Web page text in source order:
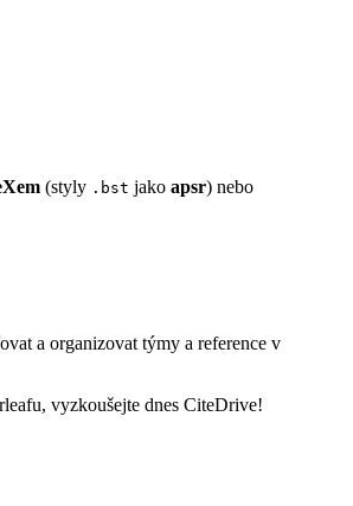
(styly .bst jako apsr) nebo
a organizovat týmy a reference v
vyzkoušejte dnes CiteDrive!